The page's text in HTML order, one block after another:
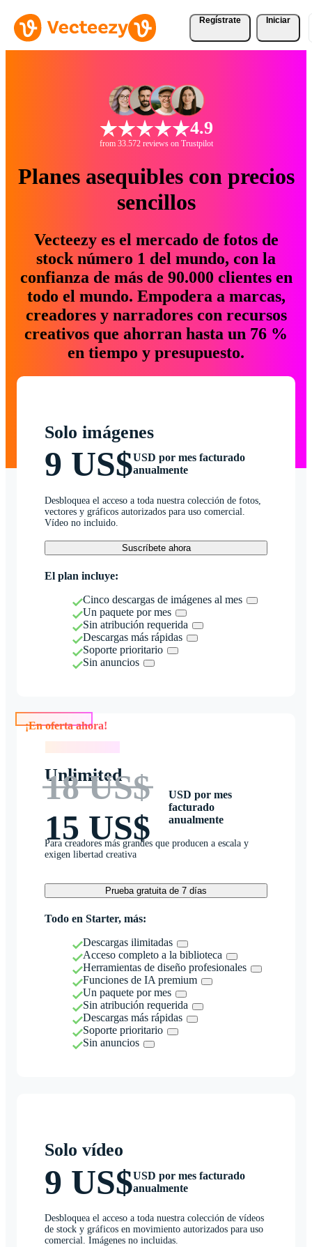
Regístrate Iniciar
4.9
from 33.572 reviews on Trustpilot
Planes asequibles con precios
sencillos
Vecteezy es el mercado de fotos de
stock número 1 del mundo, con la
confianza de más de 90.000 clientes en
todo el mundo. Empodera a marcas,
creadores y narradores con recursos
creativos que ahorran hasta un 76 %
en tiempo y presupuesto.
Solo imágenes
9 US$USD por mes facturado
anualmente
Desbloquea el acceso a toda nuestra colección de fotos,
vectores y gráficos autorizados para uso comercial.
Vídeo no incluido.
Suscríbete ahora
El plan incluye:
Cinco descargas de imágenes al mes
Un paquete por mes
Sin atribución requerida
Descargas más rápidas
Soporte prioritario
Sin anuncios
Unlimited
18 US$
15 US$
USD por mes
facturado
anualmente
Para creadores más grandes que producen a escala y
exigen libertad creativa
Prueba gratuita de 7 días
Todo en Starter, más:
Descargas ilimitadas
Acceso completo a la biblioteca
Herramientas de diseño profesionales
Funciones de IA premium
Un paquete por mes
Sin atribución requerida
Descargas más rápidas
Soporte prioritario
Sin anuncios
Solo vídeo
9 US$USD por mes facturado
anualmente
Desbloquea el acceso a toda nuestra colección de vídeos
de stock y gráficos en movimiento autorizados para uso
comercial. Imágenes no incluidas.